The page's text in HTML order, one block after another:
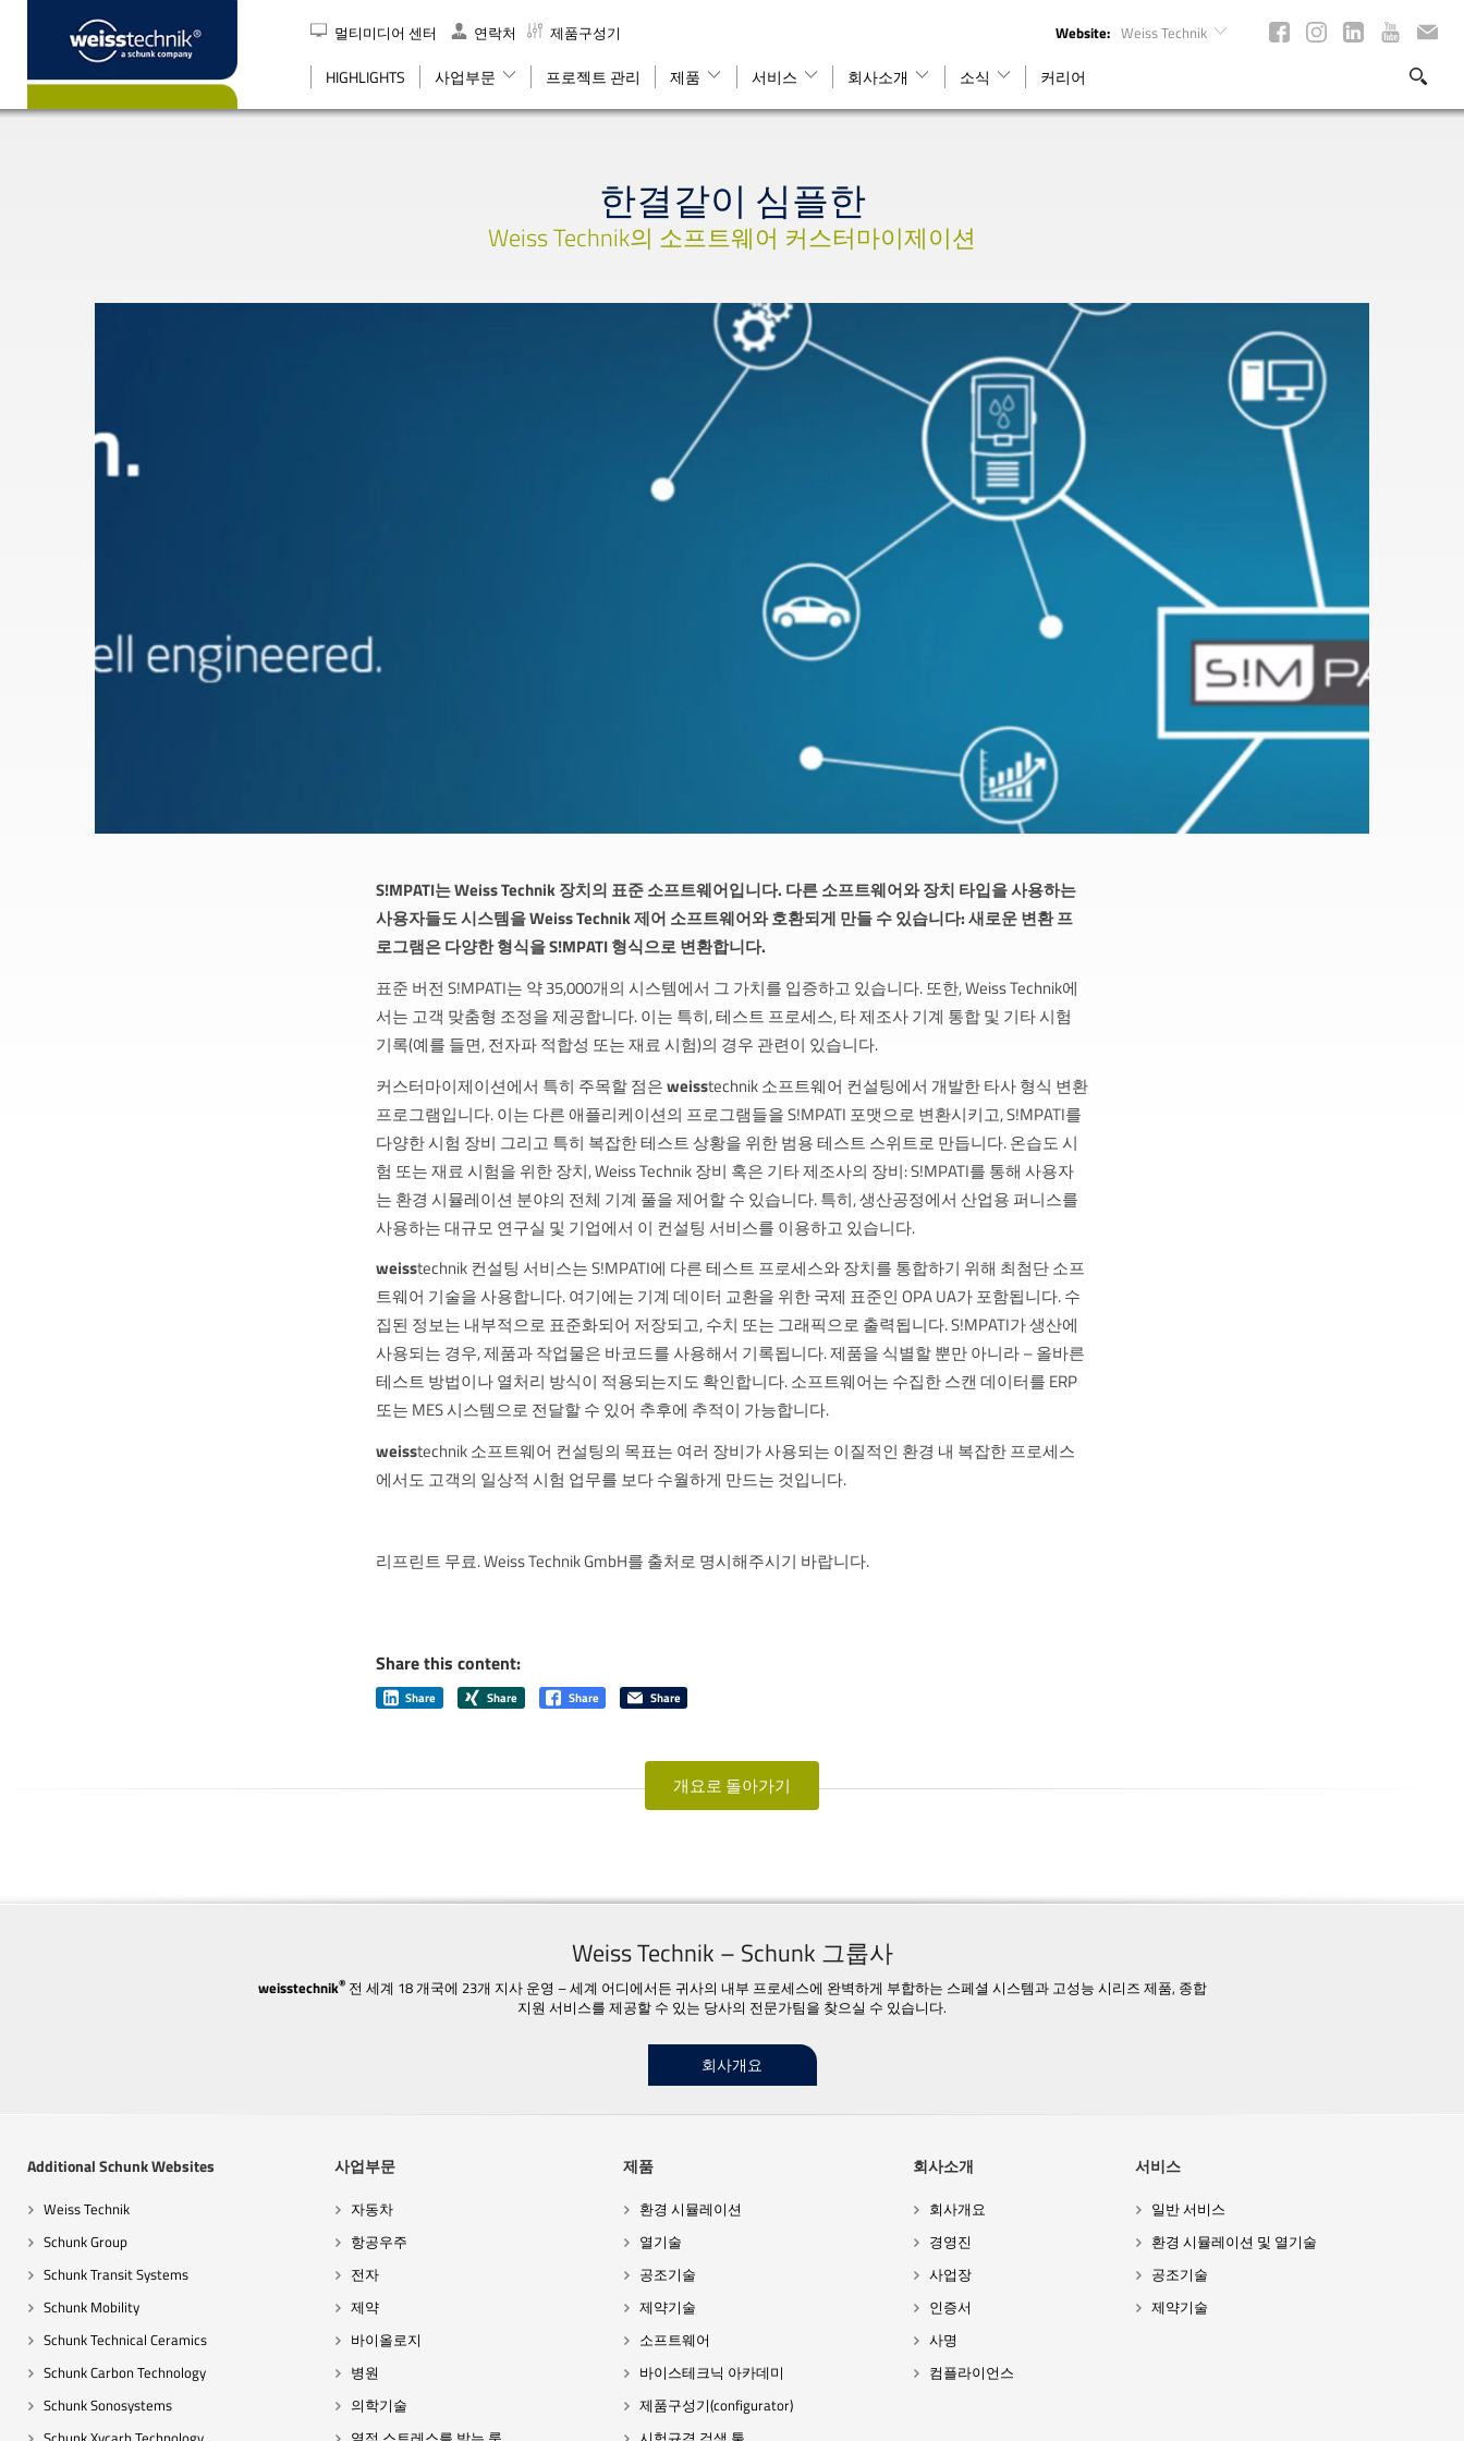
멀티미디어 센터 연락처 제품구성기 Website: Weiss Technik
HIGHLIGHTS 사업부문 프로젝트 관리 제품 서비스 회사소개 소식 커리어
검색
한결같이 심플한
Weiss Technik의 소프트웨어 커스터마이제이션
S!MPATI는 Weiss Technik 장치의 표준 소프트웨어입니다. 다른 소프트웨어와 장치 타입을 사용하는
사용자들도 시스템을 Weiss Technik 제어 소프트웨어와 호환되게 만들 수 있습니다: 새로운 변환 프
로그램은 다양한 형식을 S!MPATI 형식으로 변환합니다.
표준 버전 S!MPATI는 약 35,000개의 시스템에서 그 가치를 입증하고 있습니다. 또한, Weiss Technik에
서는 고객 맞춤형 조정을 제공합니다. 이는 특히, 테스트 프로세스, 타 제조사 기계 통합 및 기타 시험
기록(예를 들면, 전자파 적합성 또는 재료 시험)의 경우 관련이 있습니다.
커스터마이제이션에서 특히 주목할 점은weisstechnik 소프트웨어 컨설팅에서 개발한 타사 형식 변환
프로그램입니다. 이는 다른 애플리케이션의 프로그램들을 S!MPATI 포맷으로 변환시키고, S!MPATI를
다양한 시험 장비 그리고 특히 복잡한 테스트 상황을 위한 범용 테스트 스위트로 만듭니다. 온습도 시
험 또는 재료 시험을 위한 장치, Weiss Technik 장비 혹은 기타 제조사의 장비: S!MPATI를 통해 사용자
는 환경 시뮬레이션 분야의 전체 기계 풀을 제어할 수 있습니다. 특히, 생산공정에서 산업용 퍼니스를
사용하는 대규모 연구실 및 기업에서 이 컨설팅 서비스를 이용하고 있습니다.
weisstechnik 컨설팅 서비스는 S!MPATI에 다른 테스트 프로세스와 장치를 통합하기 위해 최첨단 소프
트웨어 기술을 사용합니다. 여기에는 기계 데이터 교환을 위한 국제 표준인 OPA UA가 포함됩니다. 수
집된 정보는 내부적으로 표준화되어 저장되고, 수치 또는 그래픽으로 출력됩니다. S!MPATI가 생산에
사용되는 경우, 제품과 작업물은 바코드를 사용해서 기록됩니다. 제품을 식별할 뿐만 아니라 – 올바른
테스트 방법이나 열처리 방식이 적용되는지도 확인합니다. 소프트웨어는 수집한 스캔 데이터를 ERP
또는 MES 시스템으로 전달할 수 있어 추후에 추적이 가능합니다.
weisstechnik 소프트웨어 컨설팅의 목표는 여러 장비가 사용되는 이질적인 환경 내 복잡한 프로세스
에서도 고객의 일상적 시험 업무를 보다 수월하게 만드는 것입니다.
리프린트 무료. Weiss Technik GmbH를 출처로 명시해주시기 바랍니다.
Share this content:
Share Share Share Share
개요로 돌아가기
Weiss Technik – Schunk 그룹사
weisstechnik® 전 세계 18 개국에 23개 지사 운영 – 세계 어디에서든 귀사의 내부 프로세스에 완벽하게 부합하는 스페셜 시스템과 고성능 시리즈 제품, 종합
지원 서비스를 제공할 수 있는 당사의 전문가팀을 찾으실 수 있습니다.
회사개요
Additional Schunk Websites
Weiss Technik
Schunk Group
Schunk Transit Systems
Schunk Mobility
Schunk Technical Ceramics
Schunk Carbon Technology
Schunk Sonosystems
사업부문
자동차
항공우주
전자
제약
바이올로지
병원
의학기술
제품
환경 시뮬레이션
열기술
공조기술
제약기술
소프트웨어
바이스테크닉 아카데미
제품구성기(configurator)
회사소개
회사개요
경영진
사업장
인증서
사명
컴플라이언스
서비스
일반 서비스
환경 시뮬레이션 및 열기술
공조기술
제약기술